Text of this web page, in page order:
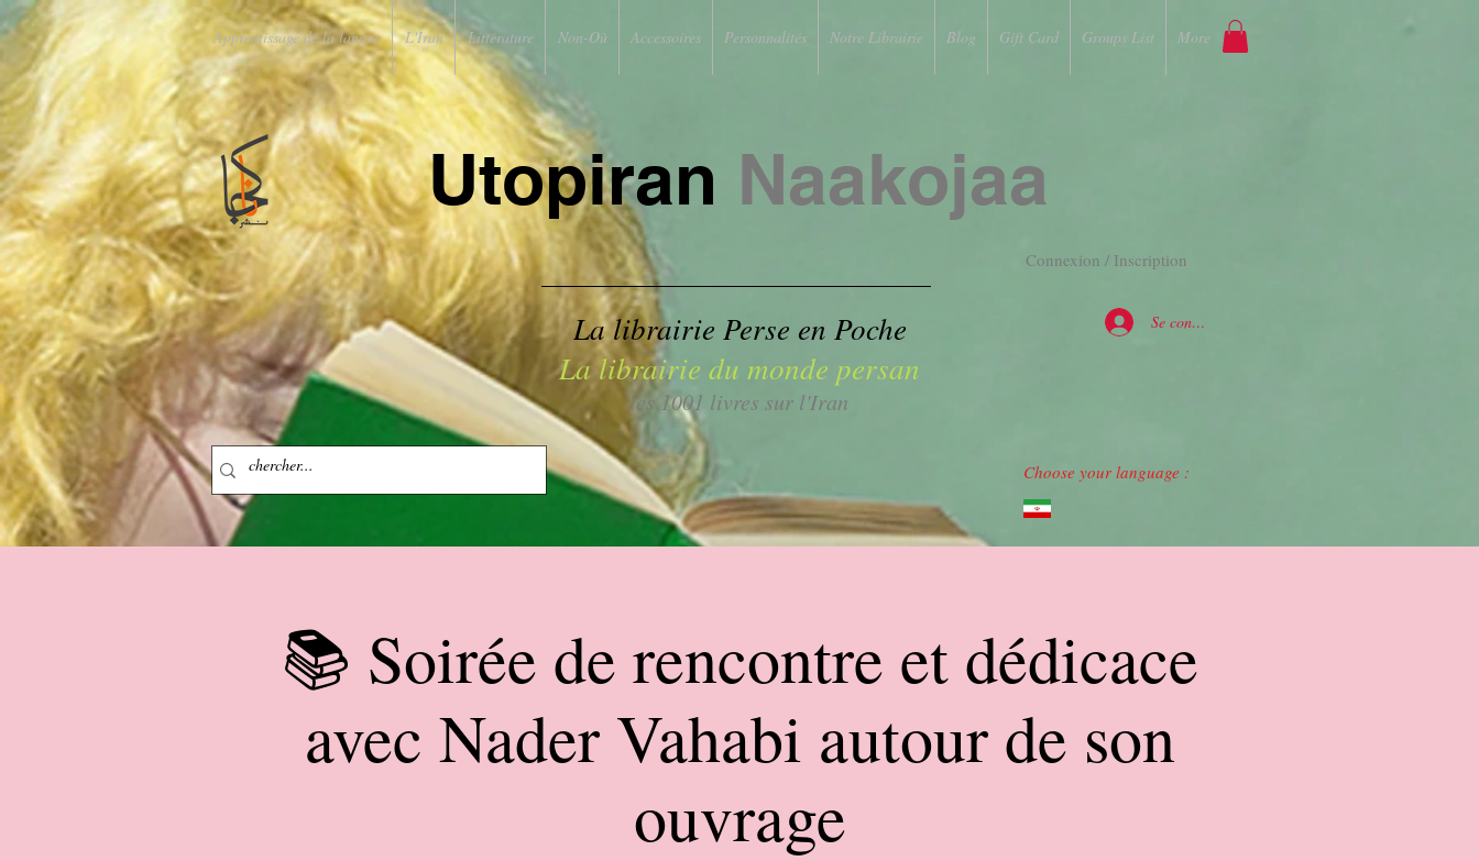
Apprentissage de la langue L'Iran Littérature Non-Où Accessoires Personnalités Notre Librairie Blog Gift Card Groups List More
Connexion / Inscription
Utopiran Naakojaa
La librairie Perse en Poche
La librairie du monde persan
Se connecter
les 1001 livres sur l'Iran
Choose your language :
📚 Soirée de rencontre et dédicace
avec Nader Vahabi autour de son
ouvrage